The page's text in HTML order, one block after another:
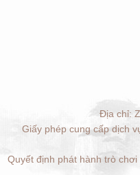
Địa chỉ:
Giấy phép cung cấp dịch
Quyết định phát hành trò